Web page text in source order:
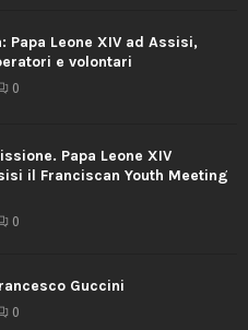
Papa Leone XIV ad Assisi,
e volontari
0
Papa Leone XIV
il Franciscan Youth Meeting
0
Guccini
0